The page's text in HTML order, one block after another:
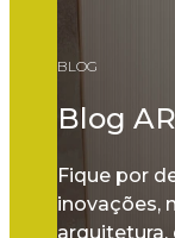
BLOG
Blog
Fique por
inovações,
arquitetura,